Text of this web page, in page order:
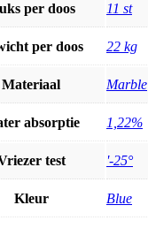
per doos 11 st
per doos 22 kg
Materiaal Marble
absorptie 1,22%
test '-25°
Kleur Blue